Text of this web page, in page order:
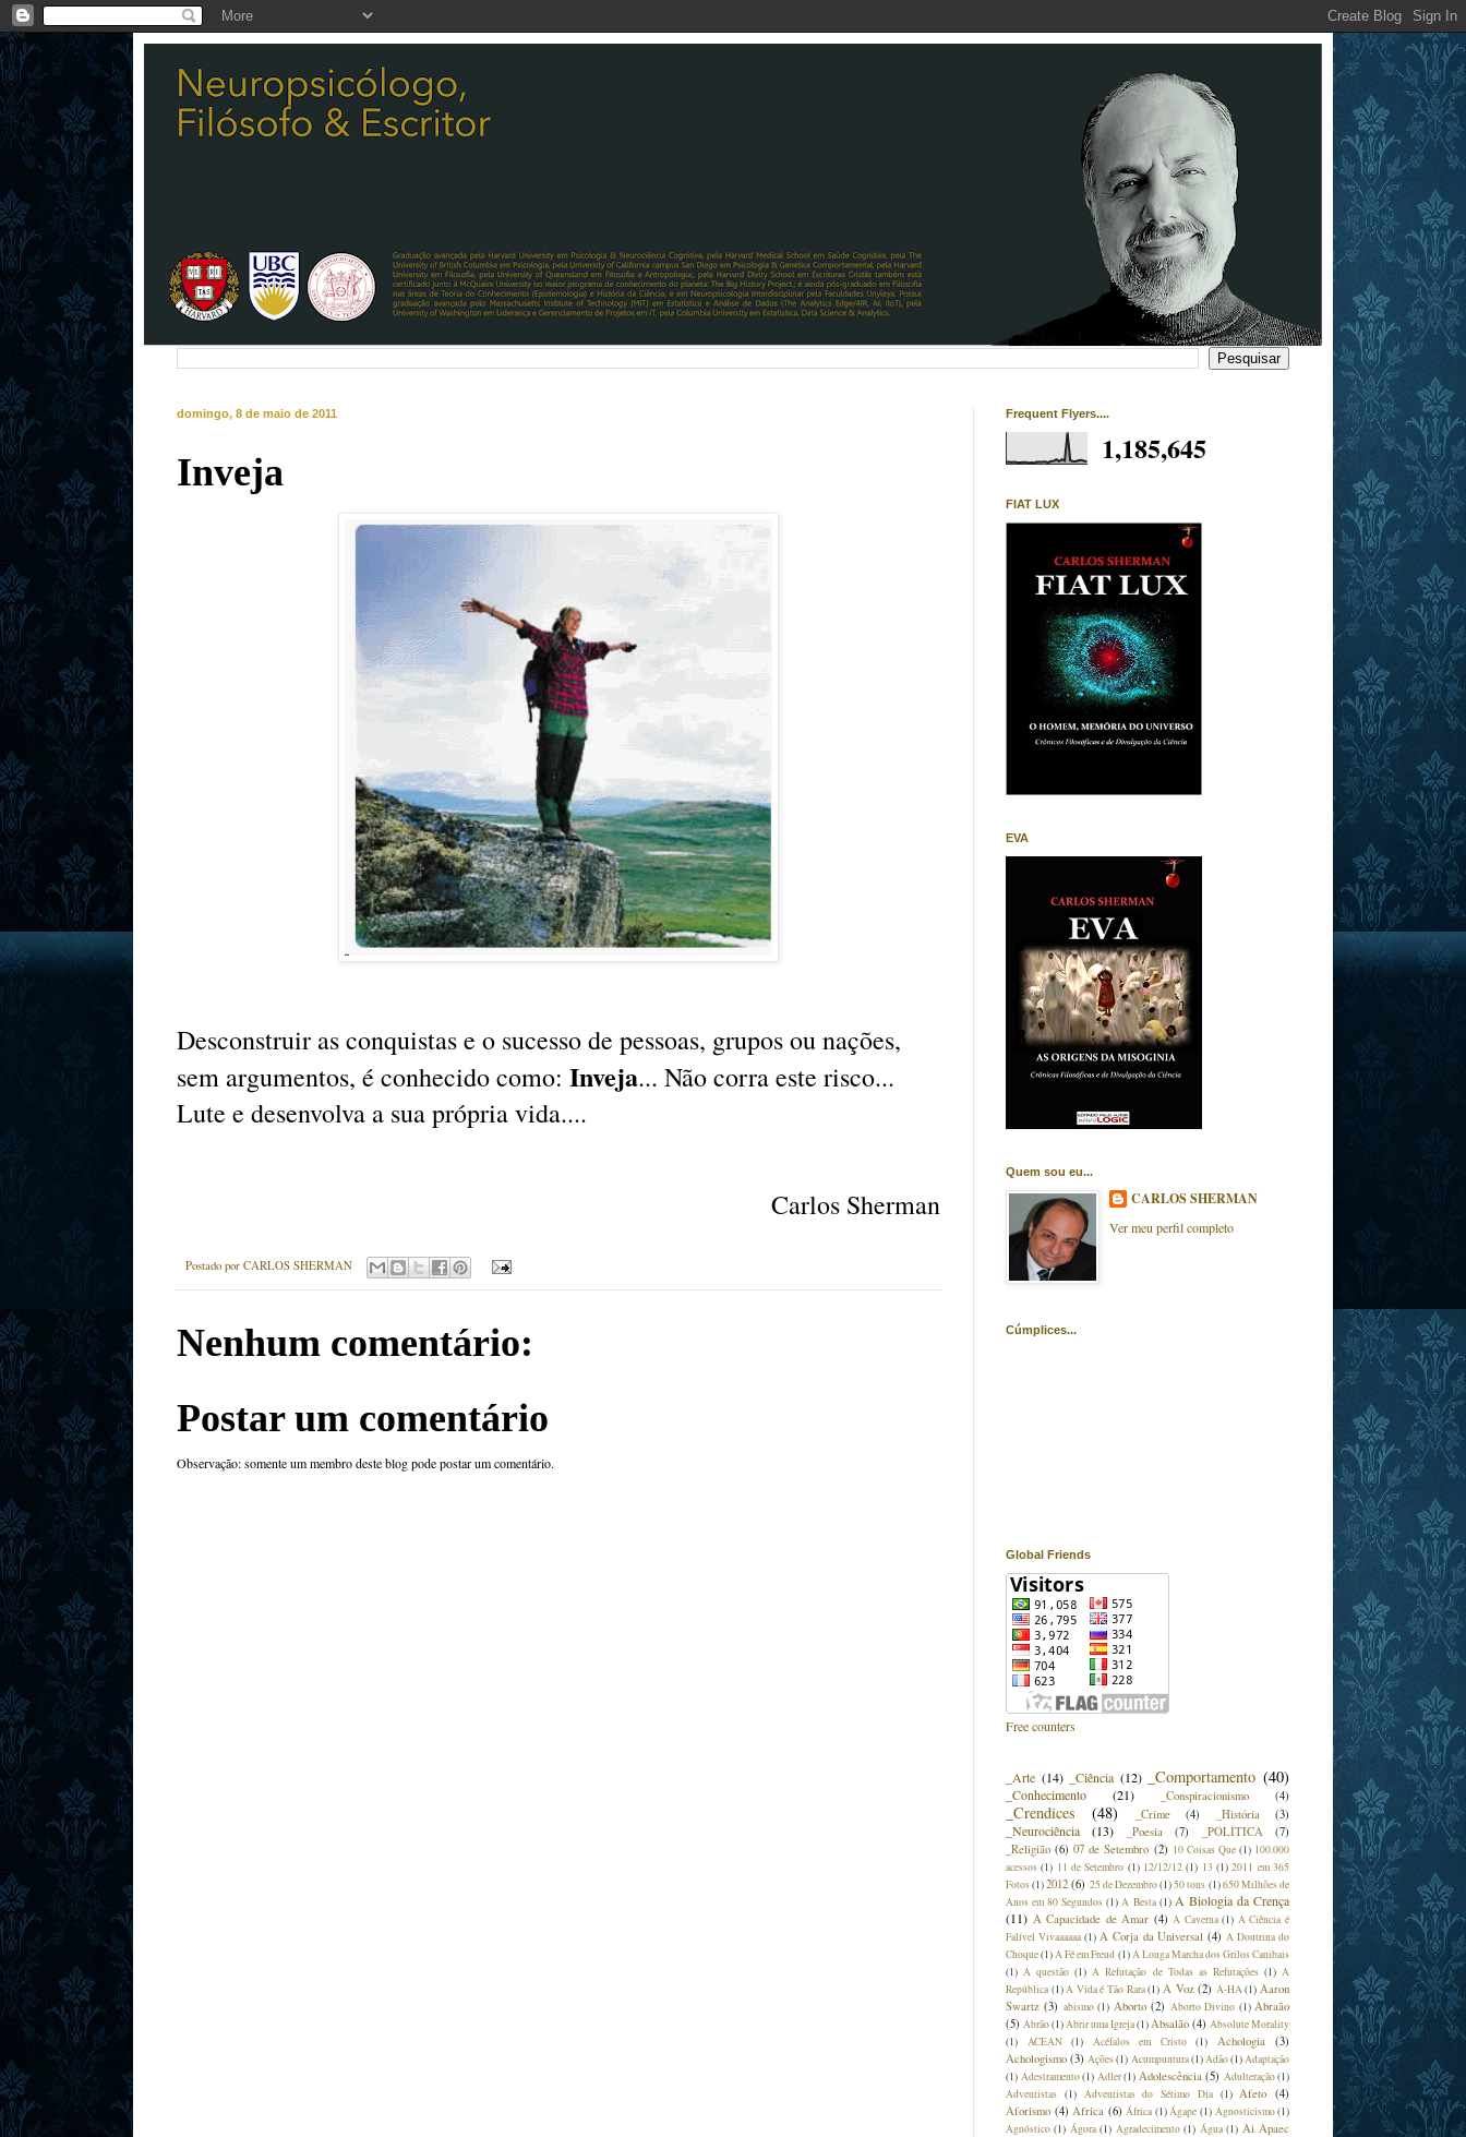
domingo, 8 de maio de 2011
Inveja
Desconstruir as conquistas e o sucesso de pessoas, grupos ou nações,
sem argumentos, é conhecido como: Inveja... Não corra este risco...
Lute e desenvolva a sua própria vida....
Carlos Sherman
Postado por CARLOS SHERMAN
Nenhum comentário:
Postar um comentário
Observação: somente um membro deste blog pode postar um comentário.
Frequent Flyers....
1,185,645
FIAT LUX
EVA
Quem sou eu...
CARLOS SHERMAN
Ver meu perfil completo
Cúmplices...
Global Friends
Free counters
_Arte (14) _Ciência (12) _Comportamento (40)
_Conhecimento (21) _Conspiracionismo (4)
_Crendices (48) _Crime (4) _História (3)
_Neurociência (13) _Poesia (7) _POLÍTICA
(7)
_Religião (6) 07 de Setembro (2) 10 Coisas Que (1) 100.000
acessos (1) 11 de Setembro (1) 12/12/12 (1) 13 (1) 2011 em 365
Fotos(1)2012 (6) 25 de Dezembro(1)50 tons (1)650 Milhões de
Anos em 80 Segundos (1) A Besta (1) A Biologia da Crença
(11) A Capacidade de Amar (4) A Caverna (1) A Ciência é
Falível Vivaaaaaa (1) A Corja da Universal (4) A Doutrina do
Choque(1)A Fé em Freud (1)A Longa Marcha dos Grilos Canibais
(1) A questão (1) A Refutação de Todas as Refutações (1) A
República (1) A Vida é Tão Rara (1) A Voz (2) A-HA (1) Aaron
Swartz (3) abismo (1) Aborto (2) Aborto Divino (1) Abraão
(5) Abrão(1)Abrir uma Igreja(1)Absalão (4) Absolute Morality
(1)
ACEAN (1) Acéfalos em Cristo (1) Achologia
(3)
Achologismo (3) Ações(1) Acumpuntura(1)Adão(1)Adaptação
(1) Adestramento(1) Adler(1) Adolescência (5) Adulteração(1)
Adventistas (1) Adventistas do Sétimo Dia (1) Afeto (4)
Aforismo (4) Africa (6) África (1)Ágape (1) Agnosticismo(1)
Agnóstico (1) Ágora (1) Agradecimento (1) Água (1) Ai Apaec